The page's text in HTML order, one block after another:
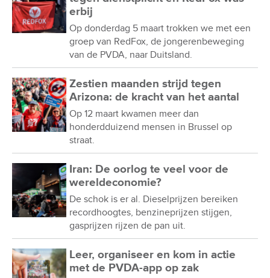
erbij
Op donderdag 5 maart trokken we met een
groep van RedFox, de jongerenbeweging
van de PVDA, naar Duitsland.
Zestien maanden strijd tegen
Arizona: de kracht van het aantal
Op 12 maart kwamen meer dan
honderdduizend mensen in Brussel op
straat.
Iran: De oorlog te veel voor de
wereldeconomie?
De schok is er al. Dieselprijzen bereiken
recordhoogtes, benzineprijzen stijgen,
gasprijzen rijzen de pan uit.
Leer, organiseer en kom in actie
met de PVDA-app op zak